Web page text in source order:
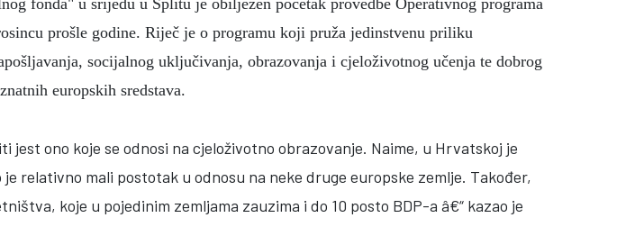
fonda" u srijedu u Splitu je obilježen početak provedbe Operativnog programa
prošle godine. Riječ je o programu koji pruža jedinstvenu priliku
socijalnog uključivanja, obrazovanja i cjeloživotnog učenja te dobrog
europskih sredstava.
jest ono koje se odnosi na cjeloživotno obrazovanje. Naime, u Hrvatskoj je
relativno mali postotak u odnosu na neke druge europske zemlje. Također,
koje u pojedinim zemljama zauzima i do 10 posto BDP-a â€“ kazao je